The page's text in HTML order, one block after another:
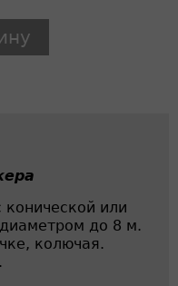
или
до 8 м.
колючая.